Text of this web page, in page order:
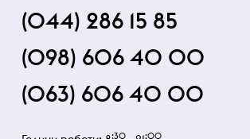
(044) 286 15 85
(098) 606 40 00
(063) 606 40 00
:30 :00